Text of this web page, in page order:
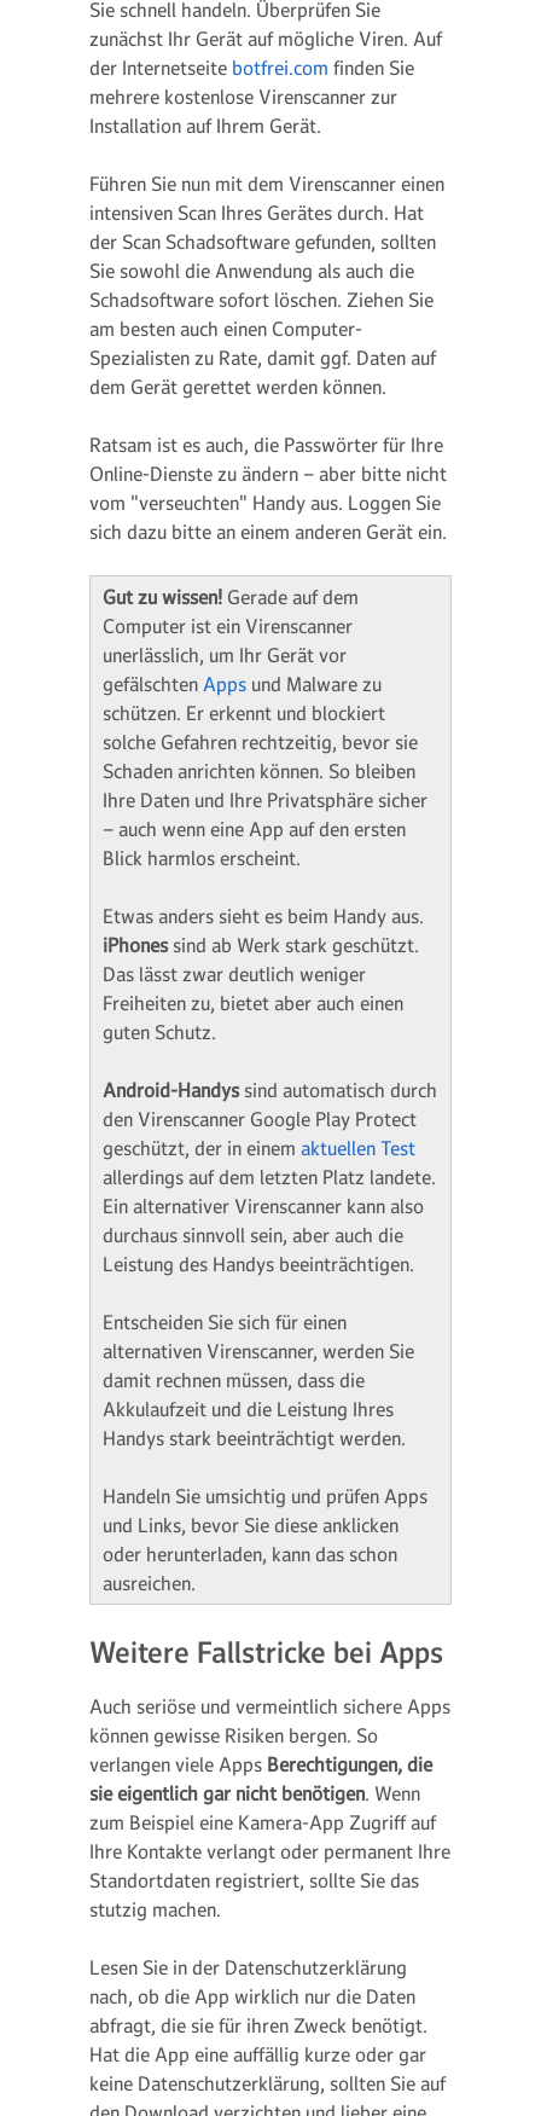
Sie schnell handeln. Überprüfen Sie
zunächst Ihr Gerät auf mögliche Viren. Auf
der Internetseite botfrei.com finden Sie
mehrere kostenlose Virenscanner zur
Installation auf Ihrem Gerät.
Führen Sie nun mit dem Virenscanner einen
intensiven Scan Ihres Gerätes durch. Hat
der Scan Schadsoftware gefunden, sollten
Sie sowohl die Anwendung als auch die
Schadsoftware sofort löschen. Ziehen Sie
am besten auch einen Computer-
Spezialisten zu Rate, damit ggf. Daten auf
dem Gerät gerettet werden können.
Ratsam ist es auch, die Passwörter für Ihre
Online-Dienste zu ändern – aber bitte nicht
vom "verseuchten" Handy aus. Loggen Sie
sich dazu bitte an einem anderen Gerät ein.
Gut zu wissen! Gerade auf dem
Computer ist ein Virenscanner
unerlässlich, um Ihr Gerät vor
gefälschten Apps und Malware zu
schützen. Er erkennt und blockiert
solche Gefahren rechtzeitig, bevor sie
Schaden anrichten können. So bleiben
Ihre Daten und Ihre Privatsphäre sicher
– auch wenn eine App auf den ersten
Blick harmlos erscheint.
Etwas anders sieht es beim Handy aus.
iPhones sind ab Werk stark geschützt.
Das lässt zwar deutlich weniger
Freiheiten zu, bietet aber auch einen
guten Schutz.
Android-Handyssind automatisch durch
den Virenscanner Google Play Protect
geschützt, der in einem aktuellen Test
allerdings auf dem letzten Platz landete.
Ein alternativer Virenscanner kann also
durchaus sinnvoll sein, aber auch die
Leistung des Handys beeinträchtigen.
Entscheiden Sie sich für einen
alternativen Virenscanner, werden Sie
damit rechnen müssen, dass die
Akkulaufzeit und die Leistung Ihres
Handys stark beeinträchtigt werden.
Handeln Sie umsichtig und prüfen Apps
und Links, bevor Sie diese anklicken
oder herunterladen, kann das schon
ausreichen.
Weitere Fallstricke bei Apps
Auch seriöse und vermeintlich sichere Apps
können gewisse Risiken bergen. So
verlangen viele Apps Berechtigungen, die
sie eigentlich gar nicht benötigen. Wenn
zum Beispiel eine Kamera-App Zugriff auf
Ihre Kontakte verlangt oder permanent Ihre
Standortdaten registriert, sollte Sie das
stutzig machen.
Lesen Sie in der Datenschutzerklärung
nach, ob die App wirklich nur die Daten
abfragt, die sie für ihren Zweck benötigt.
Hat die App eine auffällig kurze oder gar
keine Datenschutzerklärung, sollten Sie auf